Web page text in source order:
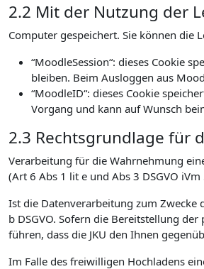
2.2 Mit der Nutzung der
Computer gespeichert. Sie können die
“MoodleSession“: dieses Cookie
bleiben. Beim Ausloggen aus
“MoodleID“: dieses Cookie
Vorgang und kann auf Wunsch
2.3 Rechtsgrundlage für
Verarbeitung für die Wahrnehmung
(Art 6 Abs 1 lit e und Abs 3 DSGVO
Ist die Datenverarbeitung zum Zwecke
b DSGVO. Sofern die Bereitstellung
führen, dass die JKU den Ihnen
Im Falle des freiwilligen Hochladens